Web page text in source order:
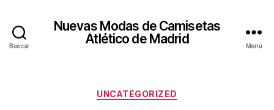
Buscar
Nuevas Modas de Camisetas
Atlético de Madrid
Menú
Categorías
UNCATEGORIZED